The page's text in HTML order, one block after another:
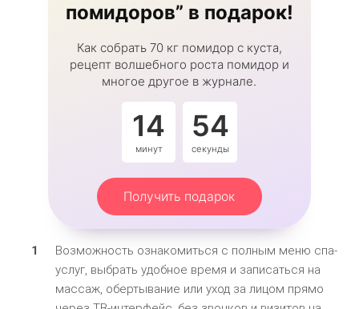
помидоров” в подарок!
Как собрать 70 кг помидор с куста,
рецепт волшебного роста помидор и
многое другое в журнале.
14
минут
54
секунды
Получить подарок
Возможность ознакомиться с полным меню спа-
услуг, выбрать удобное время и записаться на
массаж, обертывание или уход за лицом прямо